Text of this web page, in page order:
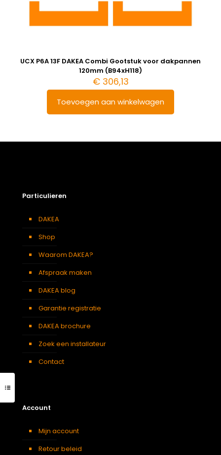
UCX P6A 13F DAKEA Combi Gootstuk voor dakpannen
120mm (B94xH118)
€306,13
Toevoegen aan winkelwagen
Particulieren
DAKEA
Shop
Waarom DAKEA?
Afspraak maken
DAKEA blog
Garantie registratie
DAKEA brochure
Zoek een installateur
Contact
Account
Mijn account
Retour beleid